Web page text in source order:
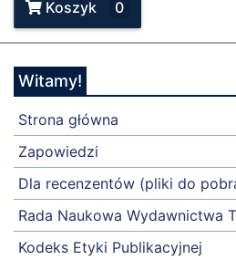
Koszyk 0
Witamy!
Strona główna
Zapowiedzi
Dla recenzentów (pliki do
Rada Naukowa Wydawnictwa
Kodeks Etyki Publikacyjnej